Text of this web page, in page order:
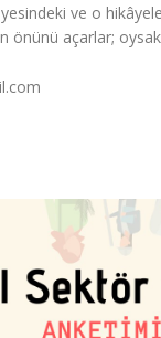
ve o
önünü açarlar;